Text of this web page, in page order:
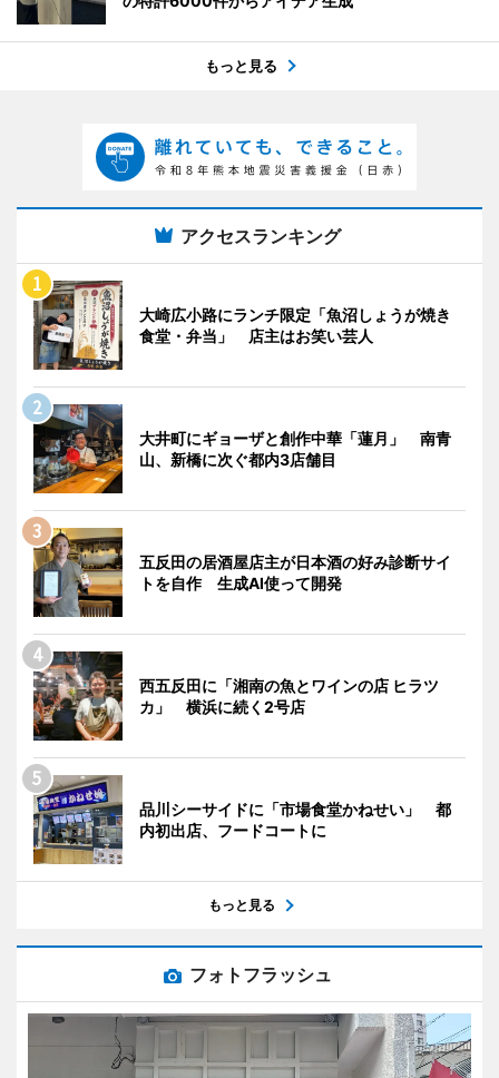
もっと見る
アクセスランキング
大崎広小路にランチ限定「魚沼しょうが焼き
食堂・弁当」 店主はお笑い芸人
大井町にギョーザと創作中華「蓮月」 南青
山、新橋に次ぐ都内3店舗目
五反田の居酒屋店主が日本酒の好み診断サイ
トを自作 生成AI使って開発
西五反田に「湘南の魚とワインの店 ヒラツ
カ」 横浜に続く2号店
品川シーサイドに「市場食堂かねせい」 都
内初出店、フードコートに
もっと見る
フォトフラッシュ